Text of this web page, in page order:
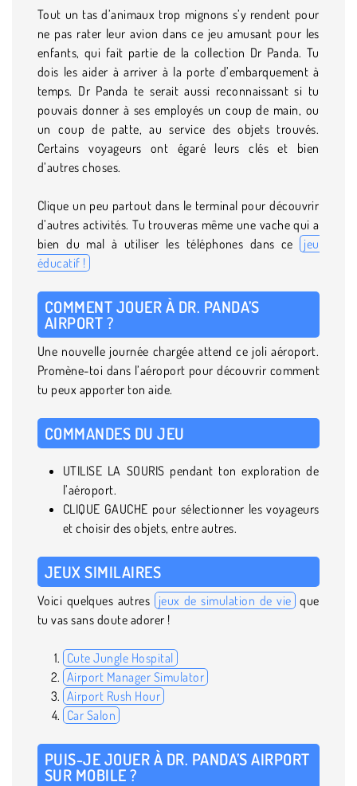
Tout un tas d’animaux trop mignons s’y rendent pour
ne pas rater leur avion dans ce jeu amusant pour les
enfants, qui fait partie de la collection Dr Panda. Tu
dois les aider à arriver à la porte d’embarquement à
temps. Dr Panda te serait aussi reconnaissant si tu
pouvais donner à ses employés un coup de main, ou
un coup de patte, au service des objets trouvés.
Certains voyageurs ont égaré leurs clés et bien
d’autres choses.
Clique un peu partout dans le terminal pour découvrir
d’autres activités. Tu trouveras même une vache qui a
bien du mal à utiliser les téléphones dans ce jeu
éducatif !
COMMENT JOUER À DR. PANDA’S
AIRPORT ?
Une nouvelle journée chargée attend ce joli aéroport.
Promène-toi dans l’aéroport pour découvrir comment
tu peux apporter ton aide.
COMMANDES DU JEU
UTILISE LA SOURIS pendant ton exploration de
l’aéroport.
CLIQUE GAUCHE pour sélectionner les voyageurs
et choisir des objets, entre autres.
JEUX SIMILAIRES
Voici quelques autres jeux de simulation de vie que
tu vas sans doute adorer !
Cute Jungle Hospital
Airport Manager Simulator
Airport Rush Hour
Car Salon
PUIS-JE JOUER À DR. PANDA’S AIRPORT
SUR MOBILE ?